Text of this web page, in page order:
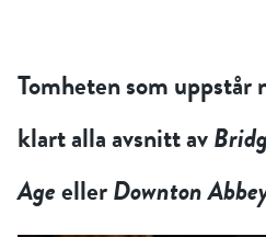
Tomheten som uppstår
klart alla avsnitt av
AgeellerDownton